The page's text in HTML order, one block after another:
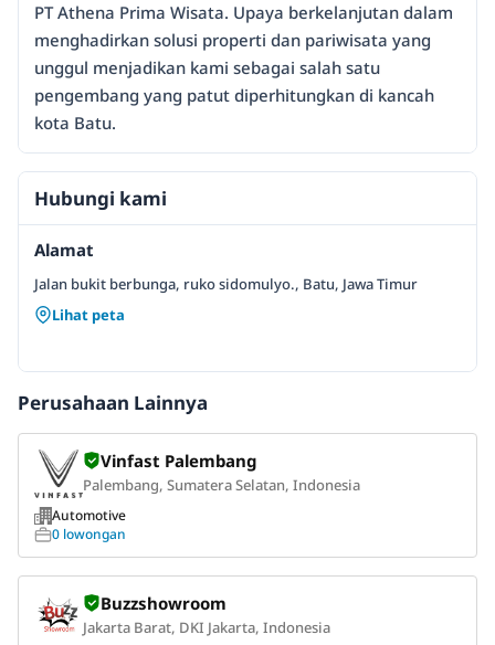
PT Athena Prima Wisata. Upaya berkelanjutan dalam
menghadirkan solusi properti dan pariwisata yang
unggul menjadikan kami sebagai salah satu
pengembang yang patut diperhitungkan di kancah
kota Batu.
Hubungi kami
Alamat
Jalan bukit berbunga, ruko sidomulyo., Batu, Jawa Timur
Lihat peta
Perusahaan Lainnya
Vinfast Palembang
Palembang, Sumatera Selatan, Indonesia
Automotive
0 lowongan
Buzzshowroom
Jakarta Barat, DKI Jakarta, Indonesia